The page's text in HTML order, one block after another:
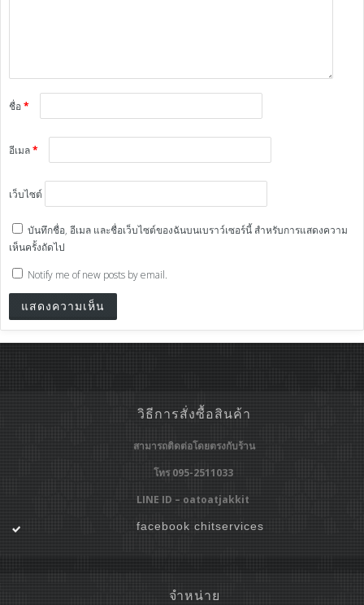
ชื่อ*
อีเมล*
เว็บไซต์
บันทึกชื่อ, อีเมล และชื่อเว็บไซต์ของฉันบนเบราว์เซอร์นี้ สำหรับการแสดงความ
เห็นครั้งถัดไป
Notify me of new posts by email.
วิธีการสั่งซื้อสินค้า
สามารถติดต่อโดยตรงกับร้าน
โทร 095-2511033
LINE ID – oatoatjakkit
facebook chitservices
จำหน่าย